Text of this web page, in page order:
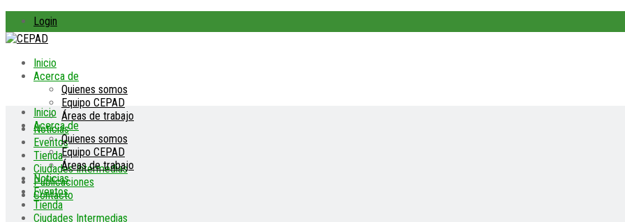
Login
Inicio
Acerca de
Quienes somos
Equipo CEPAD
Áreas de trabajo
Noticias
Eventos
Tienda
Ciudades Intermedias
Publicaciones
Contacto
Inicio
Acerca de
Quienes somos
Equipo CEPAD
Áreas de trabajo
Noticias
Eventos
Tienda
Ciudades Intermedias